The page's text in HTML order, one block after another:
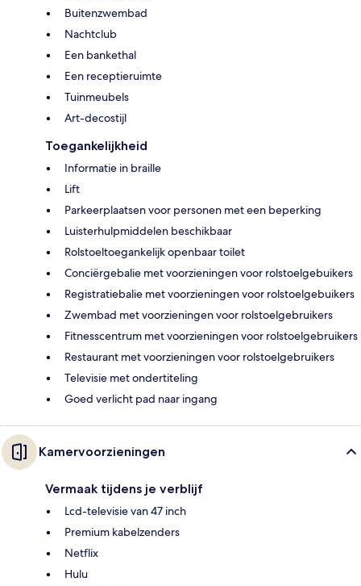
Buitenzwembad
Nachtclub
Een bankethal
Een receptieruimte
Tuinmeubels
Art-decostijl
Toegankelijkheid
Informatie in braille
Lift
Parkeerplaatsen voor personen met een beperking
Luisterhulpmiddelen beschikbaar
Rolstoeltoegankelijk openbaar toilet
Conciërgebalie met voorzieningen voor rolstoelgebuikers
Registratiebalie met voorzieningen voor rolstoelgebuikers
Zwembad met voorzieningen voor rolstoelgebruikers
Fitnesscentrum met voorzieningen voor rolstoelgebruikers
Restaurant met voorzieningen voor rolstoelgebruikers
Televisie met ondertiteling
Goed verlicht pad naar ingang
Kamervoorzieningen
Vermaak tijdens je verblijf
Lcd-televisie van 47 inch
Premium kabelzenders
Netflix
Hulu